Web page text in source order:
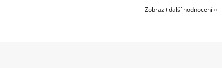
Zobrazit další hodnocení